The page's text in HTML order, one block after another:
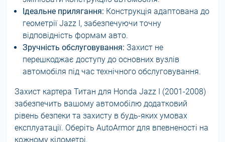
Ідеальне прилягання: Конструкція адаптована до
геометрії Jazz I, забезпечуючи точну
відповідність формам авто.
Зручність обслуговування: Захист не
перешкоджає доступу до основних вузлів
автомобіля під час технічного обслуговування.
Захист картера Титан для Honda Jazz I (2001-2008)
забезпечить вашому автомобілю додатковий
рівень безпеки та захисту в будь-яких умовах
експлуатації. Оберіть AutoArmor для впевненості на
кожному кілометрі.